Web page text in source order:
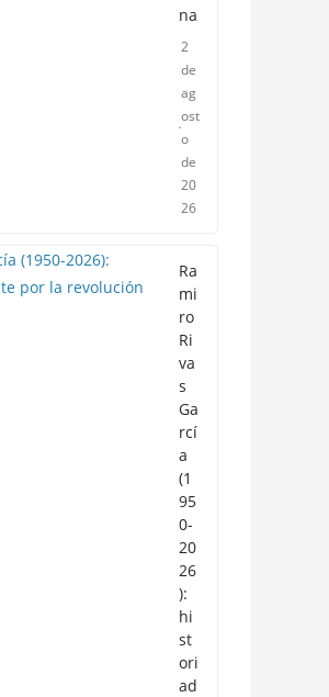
na
2
de
ag
ost
o
de
20
26
Ra
mi
ro
Ri
va
s
Ga
rcí
a
(1
95
0-
20
26
):
hi
st
ori
ad